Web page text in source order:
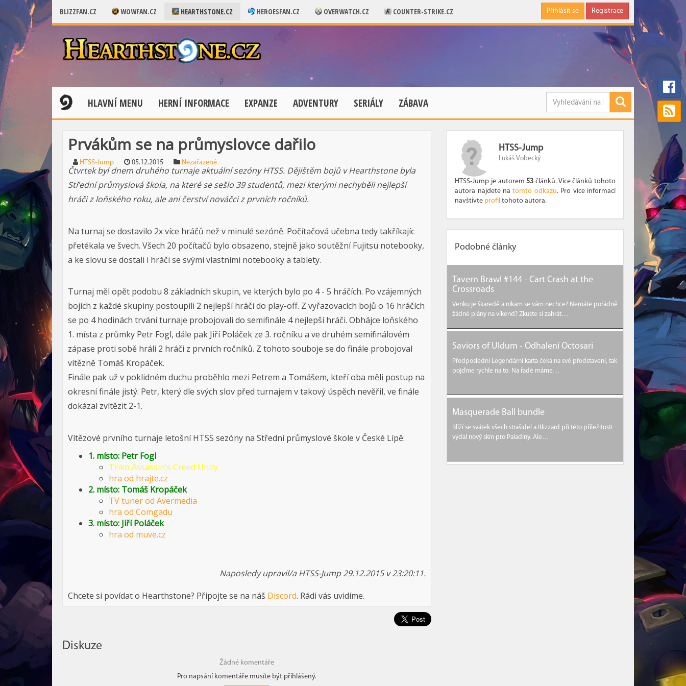
BLIZZFAN.CZ WOWFAN.CZ HEARTHSTONE.CZ HEROESFAN.CZ OVERWATCH.CZ COUNTER-STRIKE.CZ Přihlásit se Registrace
HLAVNÍ MENU HERNÍ INFORMACE EXPANZE ADVENTURY SERIÁLY ZÁBAVA
Prvákům se na průmyslovce dařilo
HTSS-Jump 05.12.2015 Nezařazené
Čtvrtek byl dnem druhého turnaje aktuální sezóny HTSS. Dějištěm bojů v Hearthstone byla
Střední průmyslová škola, na které se sešlo 39 studentů, mezi kterými nechyběli nejlepší
hráči z loňského roku, ale ani čerství nováčci z prvních ročníků.
Na turnaj se dostavilo 2x více hráčů než v minulé sezóně. Počítačová učebna tedy takříkajíc
přetékala ve švech. Všech 20 počítačů bylo obsazeno, stejně jako soutěžní Fujitsu notebooky,
a ke slovu se dostali i hráči se svými vlastními notebooky a tablety.
Turnaj měl opět podobu 8 základních skupin, ve kterých bylo po 4 - 5 hráčích. Po vzájemných
bojích z každé skupiny postoupili 2 nejlepší hráči do play-off. Z vyřazovacích bojů o 16 hráčích
se po 4 hodinách trvání turnaje probojovali do semifinále 4 nejlepší hráči. Obhájce loňského
1. místa z průmky Petr Fogl, dále pak Jiří Poláček ze 3. ročníku a ve druhém semifinálovém
zápase proti sobě hráli 2 hráči z prvních ročníků. Z tohoto souboje se do finále probojoval
vítězně Tomáš Kropáček.
Finále pak už v poklidném duchu proběhlo mezi Petrem a Tomášem, kteří oba měli postup na
okresní finále jistý. Petr, který dle svých slov před turnajem v takový úspěch nevěřil, ve finále
dokázal zvítězit 2-1.
Vítězové prvního turnaje letošní HTSS sezóny na Střední průmyslové škole v České Lípě:
1. místo: Petr Fogl
Triko Assassin's Creed Unity
hra od hrajte.cz
2. místo: Tomáš Kropáček
TV tuner od Avermedia
hra od Comgadu
3. místo: Jiří Poláček
hra od muve.cz
Naposledy upravil/a HTSS-Jump 29.12.2015 v 23:20:11.
Chcete si povídat o Hearthstone? Připojte se na náš Discord. Rádi vás uvidíme.
HTSS-Jump
Lukáš Vobecký
HTSS-Jump je autorem53 článků. Více článků tohoto
autora najdete natomto odkazu. Pro více informací
navštivte profil tohoto autora.
Podobné články
Tavern Brawl #144 - Cart Crash at the
Crossroads
Venku je škaredě a nikam se vám nechce? Nemáte pořádně
žádné plány na víkend? Zkuste si zahrát…
Saviors of Uldum - Odhalení Octosari
Předposlední Legendární karta čeká na své představení, tak
pojďme rychle na to. Na řadě máme…
Masquerade Ball bundle
Blíží se svátek všech strašidel a Blizzard při této příležitosti
vydal nový skin pro Paladiny. Ale…
Diskuze
Žádné komentáře
Pro napsání komentáře musíte být přihlášený.